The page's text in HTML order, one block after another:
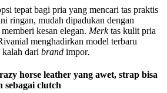
tepat bagi pria yang mencari tas praktis
ringan, mudah dipadukan dengan
kesan elegan. Merktas kulit pria
menghadirkan model terbaru
dari brand impor.
horse leather yang awet, strap bisa
sebagai clutch